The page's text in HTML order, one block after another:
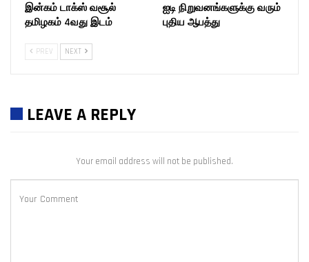
இன்கம் டாக்ஸ் வசூல்
தமிழகம் 4வது இடம்
ஐடி நிறுவனங்களுக்கு வரும்
புதிய ஆபத்து
PREV NEXT
LEAVE A REPLY
Your email address will not be published.